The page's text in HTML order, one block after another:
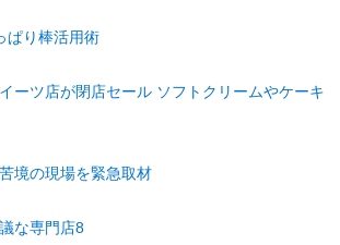
ぱり棒活用術
ーツ店が閉店セール ソフトクリームやケーキ
境の現場を緊急取材
な専門店8